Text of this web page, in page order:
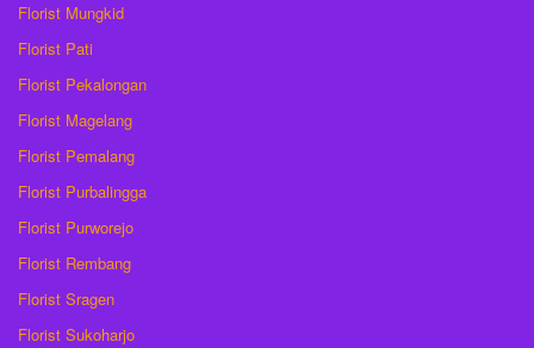
Florist Mungkid
Florist Pati
Florist Pekalongan
Florist Magelang
Florist Pemalang
Florist Purbalingga
Florist Purworejo
Florist Rembang
Florist Sragen
Florist Sukoharjo